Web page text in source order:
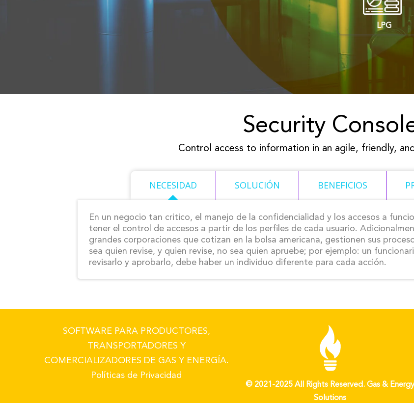
LPG
Security
Control access to information in an agile, friendly,
NECESIDAD SOLUCIÓN BENEFICIOS
En un negocio tan critico, el manejo de la confidencialidad y los accesos a
tener el control de accesos a partir de los perfiles de cada usuario.
grandes corporaciones que cotizan en la bolsa americana, gestionen sus
sea quien revise, y quien revise, no sea quien apruebe; por ejemplo: un
revisarlo y aprobarlo, debe haber un individuo diferente para cada acción.
SOFTWARE PARA PRODUCTORES,
TRANSPORTADORES Y
COMERCIALIZADORES DE GAS Y ENERGÍA.
Políticas de Privacidad
© 2021-2025 All Rights Reserved. Gas & Energy
Solutions